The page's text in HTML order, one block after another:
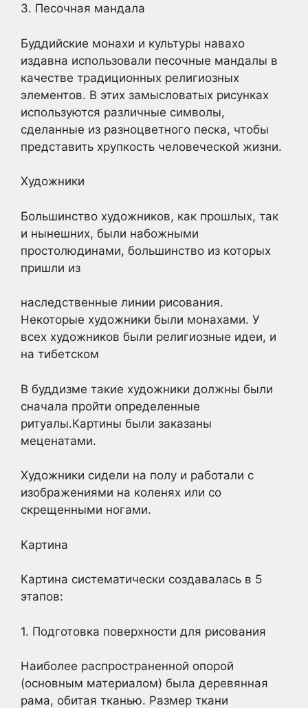
3. Песочная мандала
Буддийские монахи и культуры навахо
издавна использовали песочные мандалы в
качестве традиционных религиозных
элементов. В этих замысловатых рисунках
используются различные символы,
сделанные из разноцветного песка, чтобы
представить хрупкость человеческой жизни.
Художники
Большинство художников, как прошлых, так
и нынешних, были набожными
простолюдинами, большинство из которых
пришли из
наследственные линии рисования.
Некоторые художники были монахами. У
всех художников были религиозные идеи, и
на тибетском
В буддизме такие художники должны были
сначала пройти определенные
ритуалы.Картины были заказаны
меценатами.
Художники сидели на полу и работали с
изображениями на коленях или со
скрещенными ногами.
Картина
Картина систематически создавалась в 5
этапов:
1. Подготовка поверхности для рисования
Наиболее распространенной опорой
(основным материалом) была деревянная
рама, обитая тканью. Размер ткани